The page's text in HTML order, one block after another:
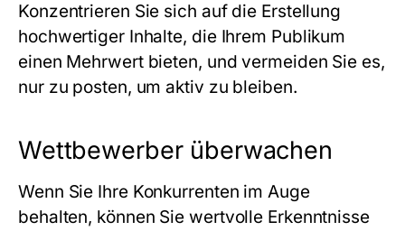
Konzentrieren Sie sich auf die Erstellung
hochwertiger Inhalte, die Ihrem Publikum
einen Mehrwert bieten, und vermeiden Sie es,
nur zu posten, um aktiv zu bleiben.
Wettbewerber überwachen
Wenn Sie Ihre Konkurrenten im Auge
behalten, können Sie wertvolle Erkenntnisse